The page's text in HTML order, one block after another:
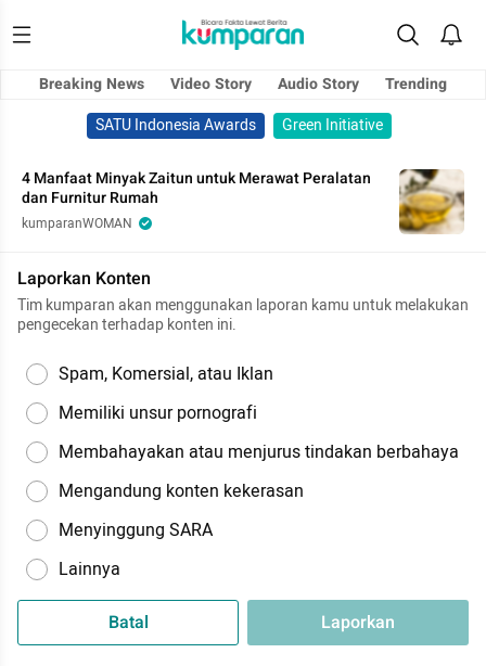
Breaking News Video Story Audio Story
Trending
SATU Indonesia Awards
Green Initiative
4 Manfaat Minyak Zaitun untuk Merawat Peralatan
dan Furnitur Rumah
kumparanWOMAN
Laporkan Konten
Tim kumparan akan menggunakan laporan kamu untuk melakukan
pengecekan terhadap konten ini.
Spam, Komersial, atau Iklan
Memiliki unsur pornografi
Membahayakan atau menjurus tindakan berbahaya
Mengandung konten kekerasan
Menyinggung SARA
Lainnya
Batal Laporkan